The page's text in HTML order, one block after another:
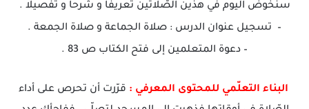
سنخوض اليوم في هذين الصّلاتين تعريفا و شرحا و تفصيلا .
– تسجيل عنوان الدرس : صلاة الجماعة و صلاة الجمعة .
– دعوة المتعلمين إلى فتح الكتاب ص 83 .
البناء التعلّمي للمحتوى المعرفي : قرّرت أن تحرص على أداء